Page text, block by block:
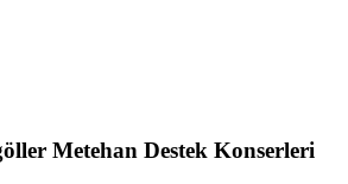
Metehan Destek Konserleri